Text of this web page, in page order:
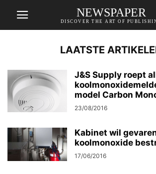
NEWSPAPER
DISCOVER THE ART OF
LAATSTE
J&S Supply roept
model Carbon
23/08/2016
Kabinet wil
koolmonoxide
17/06/2016